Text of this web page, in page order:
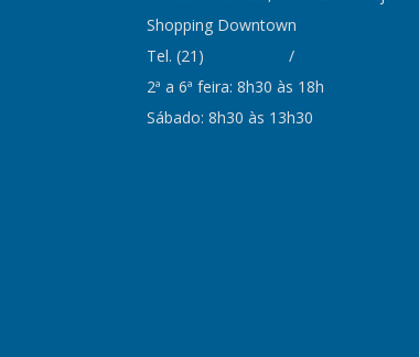
Shopping Downtown
Tel. (21)
/
2ª a 6ª feira: 8h30 às 18h
Sábado: 8h30 às 13h30